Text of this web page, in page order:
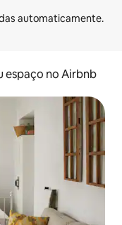
espaço no Airbnb